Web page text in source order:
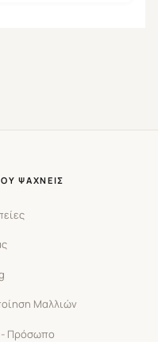
ΨΆΧΝΕΙΣ
Μαλλιών
Πρόσωπο